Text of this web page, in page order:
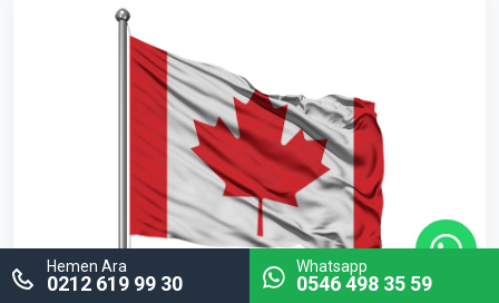
Hemen Ara
0212 619 99 30
Whatsapp
0546 498 35 59